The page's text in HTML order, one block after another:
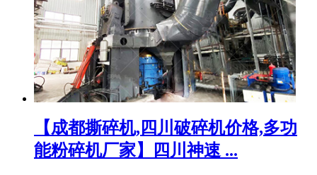
【成都撕碎机,四川破碎机价格,多功
能粉碎机厂家】四川神速 ...